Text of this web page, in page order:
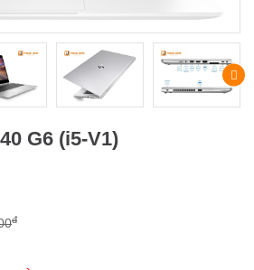
G6 (i5-V1)
đ